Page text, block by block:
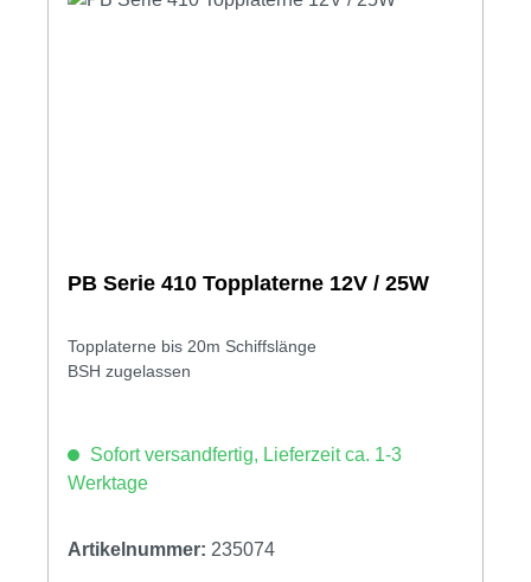
PB Serie 410 Topplaterne 12V / 25W
Topplaterne bis 20m Schiffslänge
BSH zugelassen
Sofort versandfertig, Lieferzeit ca. 1-3
Werktage
Artikelnummer: 235074